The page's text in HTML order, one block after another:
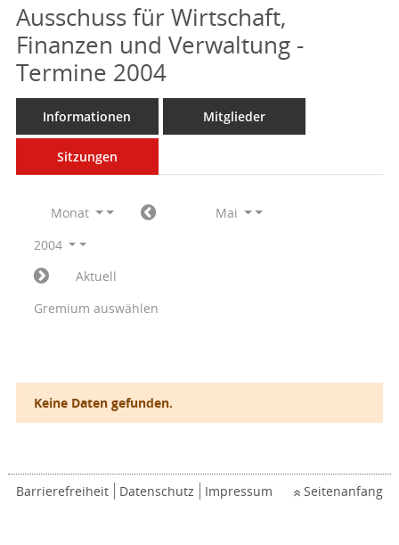
Ausschuss für Wirtschaft,
Finanzen und Verwaltung -
Termine 2004
Informationen Mitglieder
Sitzungen
Monat
Mai
2004
Aktuell
Gremium auswählen
Keine Daten gefunden.
Barrierefreiheit Datenschutz Impressum Seitenanfang